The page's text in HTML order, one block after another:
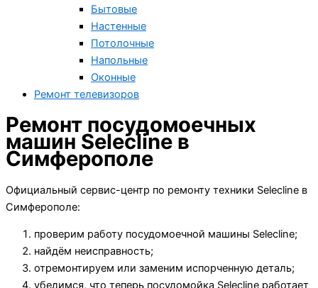
Бытовые
Настенные
Потолочные
Напольные
Оконные
Ремонт телевизоров
Ремонт посудомоечных
машин Selecline в
Симферополе
Официальный сервис-центр по ремонту техники Selecline в
Симферополе:
проверим работу посудомоечной машины Selecline;
найдём неисправность;
отремонтируем или заменим испорченную деталь;